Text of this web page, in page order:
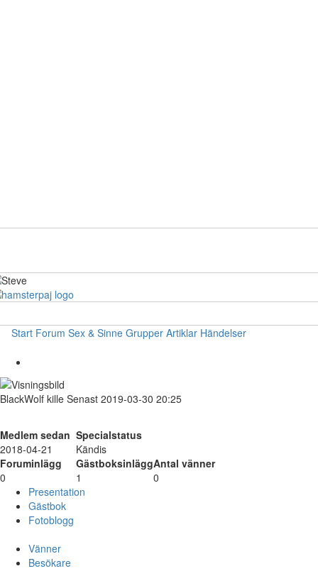
Start Forum Sex & Sinne Grupper Artiklar Händelser
BlackWolf kille Senast 2019-03-30 20:25
Medlem sedan Specialstatus
2018-04-21
Kändis
Foruminlägg
GästboksinläggAntal vänner
0
1
0
Presentation
Gästbok
Fotoblogg
Vänner
Besökare